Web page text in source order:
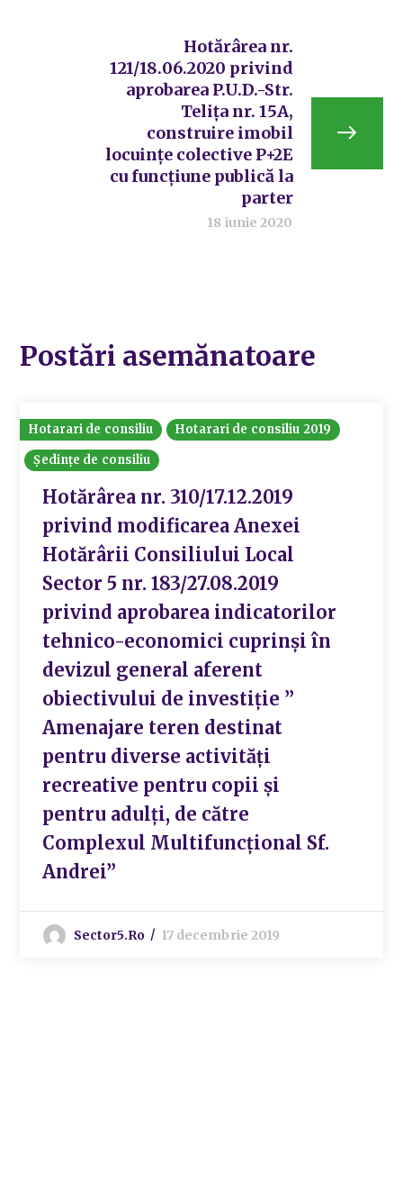
Hotărârea nr.
121/18.06.2020 privind
aprobarea P.U.D.-Str.
Telița nr. 15A,
construire imobil
locuințe colective P+2E
cu funcțiune publică la
parter
18 iunie 2020
Postări asemănatoare
Hotarari de consiliu
Hotarari de consiliu 2019
Ședințe de consiliu
Hotărârea nr. 310/17.12.2019
privind modificarea Anexei
Hotărârii Consiliului Local
Sector 5 nr. 183/27.08.2019
privind aprobarea indicatorilor
tehnico-economici cuprinși în
devizul general aferent
obiectivului de investiție ”
Amenajare teren destinat
pentru diverse activități
recreative pentru copii și
pentru adulți, de către
Complexul Multifuncțional Sf.
Andrei”
Sector5.ro 17 decembrie 2019